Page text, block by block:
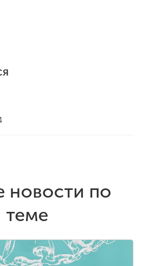
новости по
теме